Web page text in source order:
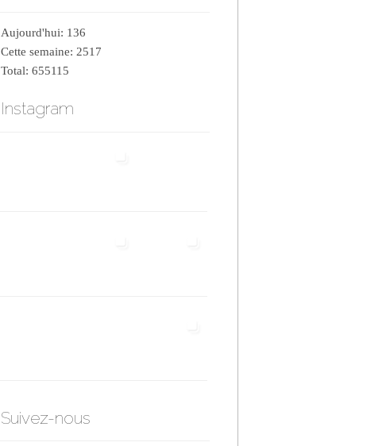
Aujourd'hui: 136
Cette semaine: 2517
Total: 655115
Instagram
Suivez-nous